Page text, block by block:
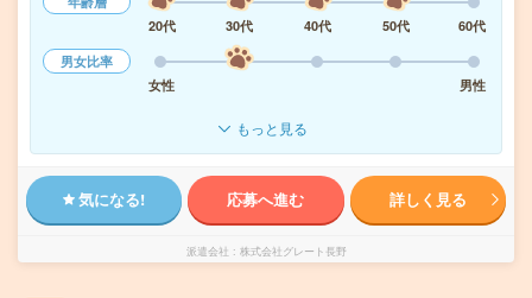
20代
30代 40代 50代
60代
男女比率
女性
男性
もっと見る
気になる! 応募へ進む 詳しく見る
派遣会社 株式会社グレート長野